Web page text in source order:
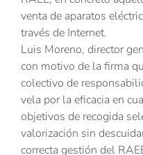
venta de aparatos
través de Internet.
Luis Moreno, director
con motivo de la firma
colectivo de
vela por la eficacia en
objetivos de recogida
valorización sin
correcta gestión del